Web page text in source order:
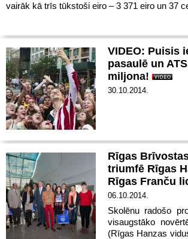
vairāk kā trīs tūkstoši eiro – 3 371 eiro un 37
VIDEO: Puisis
pasaulē un
miljona!
30.10.2014.
Rīgas
triumfē Rīgas
Rīgas Franču
06.10.2014.
Skolēnu radošo
visaugstāko
(Rīgas Hanzas